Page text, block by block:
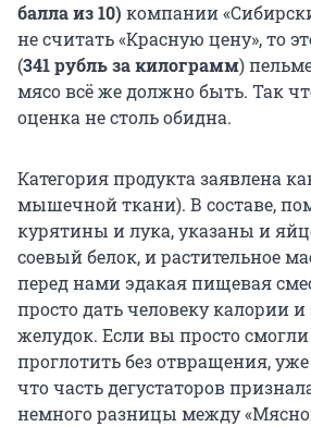
балла из 10) компании
не считать «Красную цену», то
(341 рубль за килограмм)
мясо всё же должно быть. Так
оценка не столь обидна.
Категория продукта заявлена
мышечной ткани). В составе,
курятины и лука, указаны и
соевый белок, и растительное
перед нами эдакая пищевая
просто дать человеку калории
желудок. Если вы просто
проглотить без отвращения,
что часть дегустаторов
немного разницы между